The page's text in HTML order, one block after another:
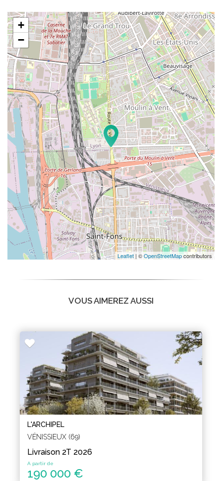
+
−
Leaflet | ©OpenStreetMapcontributors
VOUS AIMEREZ AUSSI
L'ARCHIPEL
VÉNISSIEUX (69)
Livraison 2T 2026
A partir de
190 000 €